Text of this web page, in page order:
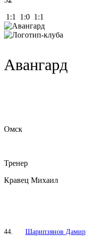
1:1 1:0 1:1
Авангард
Омск
Тренер
Кравец Михаил
44. Шарипзянов Дамир